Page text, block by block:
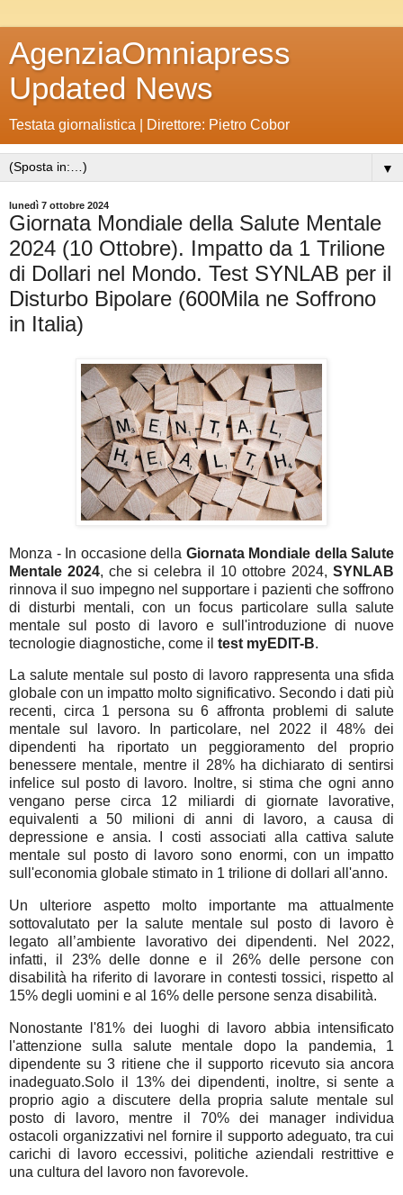
AgenziaOmniapress
Updated News
Testata giornalistica | Direttore: Pietro Cobor
▼
lunedì 7 ottobre 2024
Giornata Mondiale della Salute Mentale
2024 (10 Ottobre). Impatto da 1 Trilione
di Dollari nel Mondo. Test SYNLAB per il
Disturbo Bipolare (600Mila ne Soffrono
in Italia)
Monza - In occasione della Giornata Mondiale della Salute
Mentale 2024, che si celebra il 10 ottobre 2024,SYNLAB
rinnova il suo impegno nel supportare i pazienti che soffrono
di disturbi mentali, con un focus particolare sulla salute
mentale sul posto di lavoro e sull'introduzione di nuove
tecnologie diagnostiche, come il test myEDIT-B.
La salute mentale sul posto di lavoro rappresenta una sfida
globale con un impatto molto significativo. Secondo i dati più
recenti, circa 1 persona su 6 affronta problemi di salute
mentale sul lavoro. In particolare, nel 2022 il 48% dei
dipendenti ha riportato un peggioramento del proprio
benessere mentale, mentre il 28% ha dichiarato di sentirsi
infelice sul posto di lavoro. Inoltre, si stima che ogni anno
vengano perse circa 12 miliardi di giornate lavorative,
equivalenti a 50 milioni di anni di lavoro, a causa di
depressione e ansia. I costi associati alla cattiva salute
mentale sul posto di lavoro sono enormi, con un impatto
sull'economia globale stimato in 1 trilione di dollari all'anno.
Un ulteriore aspetto molto importante ma attualmente
sottovalutato per la salute mentale sul posto di lavoro è
legato all’ambiente lavorativo dei dipendenti. Nel 2022,
infatti, il 23% delle donne e il 26% delle persone con
disabilità ha riferito di lavorare in contesti tossici, rispetto al
15% degli uomini e al 16% delle persone senza disabilità.
Nonostante l'81% dei luoghi di lavoro abbia intensificato
l'attenzione sulla salute mentale dopo la pandemia, 1
dipendente su 3 ritiene che il supporto ricevuto sia ancora
inadeguato.Solo il 13% dei dipendenti, inoltre, si sente a
proprio agio a discutere della propria salute mentale sul
posto di lavoro, mentre il 70% dei manager individua
ostacoli organizzativi nel fornire il supporto adeguato, tra cui
carichi di lavoro eccessivi, politiche aziendali restrittive e
una cultura del lavoro non favorevole.